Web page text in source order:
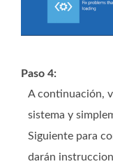
Paso 4:
A continuación,
sistema y
Siguiente para
darán